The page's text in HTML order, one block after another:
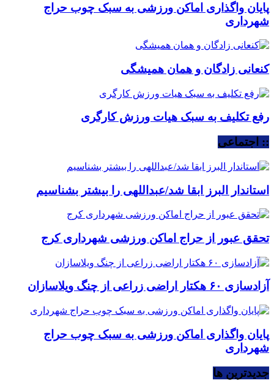
پایان واگذاری اماکن ورزشی به سبک چوب حراج
شهرداری
کنعانی زادگان و همان همیشگی
رفع تکلیف به سبک هیات ورزش کارگری
:: اجتماعی
استاندار البرز ابقا شد/عبداللهی را بیشتر بشناسیم
تحقق عبور از حراج اماکن ورزشی شهرداری کرج
آزادسازی ۶۰ هکتار اراضی زراعی از چنگ ویلاسازان
پایان واگذاری اماکن ورزشی به سبک چوب حراج
شهرداری
جديدترين ها